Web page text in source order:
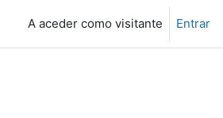
A aceder como visitante Entrar